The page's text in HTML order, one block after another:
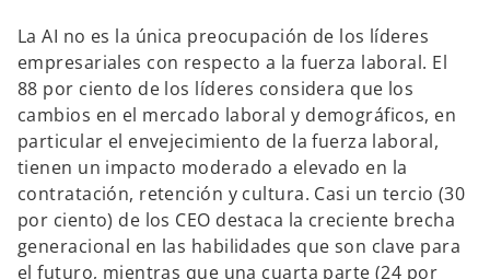
La AI no es la única preocupación de los líderes
empresariales con respecto a la fuerza laboral. El
88 por ciento de los líderes considera que los
cambios en el mercado laboral y demográficos, en
particular el envejecimiento de la fuerza laboral,
tienen un impacto moderado a elevado en la
contratación, retención y cultura. Casi un tercio (30
por ciento) de los CEO destaca la creciente brecha
generacional en las habilidades que son clave para
el futuro, mientras que una cuarta parte (24 por